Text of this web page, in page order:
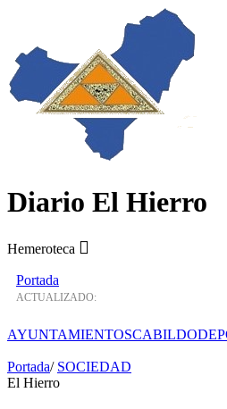
Diario El Hierro
Hemeroteca
Portada
ACTUALIZADO:
AYUNTAMIENTOSCABILDO
Portada/ SOCIEDAD
El Hierro